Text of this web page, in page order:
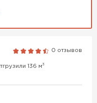
0 отзывов
136 м3